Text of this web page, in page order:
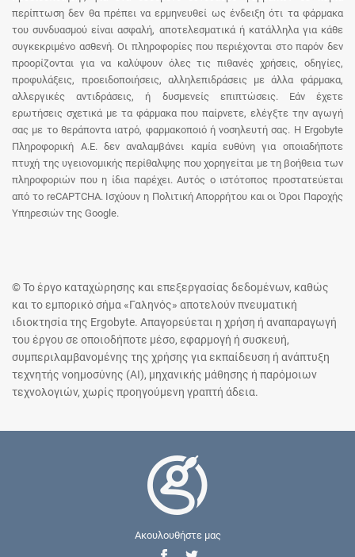
περίπτωση δεν θα πρέπει να ερμηνευθεί ως ένδειξη ότι τα φάρμακα
του συνδυασμού είναι ασφαλή, αποτελεσματικά ή κατάλληλα για κάθε
συγκεκριμένο ασθενή. Οι πληροφορίες που περιέχονται στο παρόν δεν
προορίζονται για να καλύψουν όλες τις πιθανές χρήσεις, οδηγίες,
προφυλάξεις, προειδοποιήσεις, αλληλεπιδράσεις με άλλα φάρμακα,
αλλεργικές αντιδράσεις, ή δυσμενείς επιπτώσεις. Εάν έχετε
ερωτήσεις σχετικά με τα φάρμακα που παίρνετε, ελέγξτε την αγωγή
σας με το θεράποντα ιατρό, φαρμακοποιό ή νοσηλευτή σας. Η Ergobyte
Πληροφορική Α.Ε. δεν αναλαμβάνει καμία ευθύνη για οποιαδήποτε
πτυχή της υγειονομικής περίθαλψης που χορηγείται με τη βοήθεια των
πληροφοριών που η ίδια παρέχει. Αυτός ο ιστότοπος προστατεύεται
από το reCAPTCHA. Ισχύουν η Πολιτική Απορρήτου και οι Όροι Παροχής
Υπηρεσιών της Google.
© Το έργο καταχώρησης και επεξεργασίας δεδομένων, καθώς
και το εμπορικό σήμα «Γαληνός» αποτελούν πνευματική
ιδιοκτησία της Ergobyte. Απαγορεύεται η χρήση ή αναπαραγωγή
του έργου σε οποιοδήποτε μέσο, εφαρμογή ή συσκευή,
συμπεριλαμβανομένης της χρήσης για εκπαίδευση ή ανάπτυξη
τεχνητής νοημοσύνης (AI), μηχανικής μάθησης ή παρόμοιων
τεχνολογιών, χωρίς προηγούμενη γραπτή άδεια.
Ακουλουθήστε μας